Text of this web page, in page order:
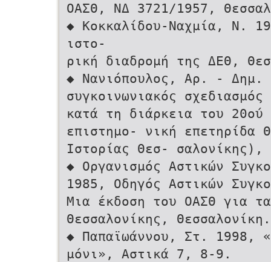
ΟΑΣΘ, ΝΔ 3721/1957,
◆ Κοκκαλίδου-Ναχμία, Ν.
ιστο-
ρική διαδρομή της ΔΕΘ,
◆ Νανιόπουλος, Αρ. - Δημ.
συγκοινωνιακός
κατά τη διάρκεια του
επιστημο- νική επετηρίδα
Ιστορίας Θεσ- σαλονίκης),
◆ Οργανισμός Αστικών
1985, Οδηγός Αστικών
Μια έκδοση του ΟΑΣΘ για
Θεσσαλονίκης, Θεσσαλονίκη.
◆ Παπαϊωάννου, Στ. 1998,
μόνι», Αστικά 7, 8-9.